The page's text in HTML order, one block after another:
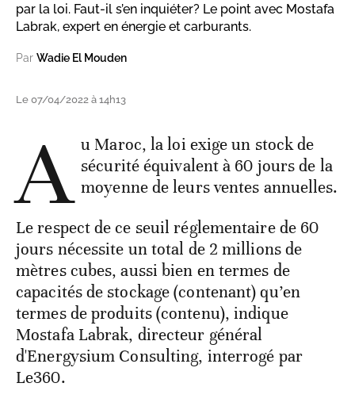
par la loi. Faut-il s’en inquiéter? Le point avec Mostafa
Labrak, expert en énergie et carburants.
Par Wadie El Mouden
Le 07/04/2022 à 14h13
A u Maroc, la loi exige un stock de
sécurité équivalent à 60 jours de la
moyenne de leurs ventes annuelles.
Le respect de ce seuil réglementaire de 60
jours nécessite un total de 2 millions de
mètres cubes, aussi bien en termes de
capacités de stockage (contenant) qu’en
termes de produits (contenu), indique
Mostafa Labrak, directeur général
d'Energysium Consulting, interrogé par
Le360.